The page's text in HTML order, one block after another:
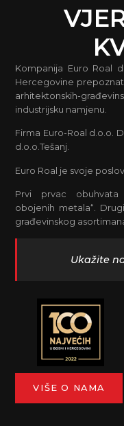
Kompanija Euro Roal
Hercegovine
arhitektonskih-
industrijsku namjenu.
Firma Euro-Roal d.o.o.
d.o.o.Tešanj.
Euro Roal je svoje
Prvi prvac obuhvata
obojenih metala“.
građevinskog
Ukažite
VIŠE O NAMA